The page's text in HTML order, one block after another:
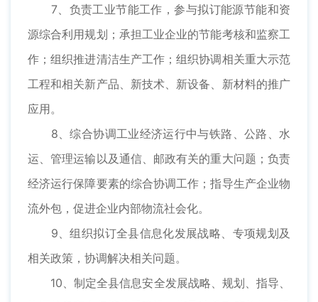
7、负责工业节能工作，参与拟订能源节能和资
源综合利用规划；承担工业企业的节能考核和监察工
作；组织推进清洁生产工作；组织协调相关重大示范
工程和相关新产品、新技术、新设备、新材料的推广
应用。
8、综合协调工业经济运行中与铁路、公路、水
运、管理运输以及通信、邮政有关的重大问题；负责
经济运行保障要素的综合协调工作；指导生产企业物
流外包，促进企业内部物流社会化。
9、组织拟订全县信息化发展战略、专项规划及
相关政策，协调解决相关问题。
10、制定全县信息安全发展战略、规划、指导、